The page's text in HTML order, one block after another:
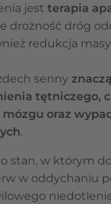
jest terapia
drożność dróg
redukcja masy
senny
tętniczego,
mózgu oraz
.
stan, w którym
w oddychaniu